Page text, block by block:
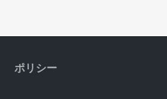
ポリシー